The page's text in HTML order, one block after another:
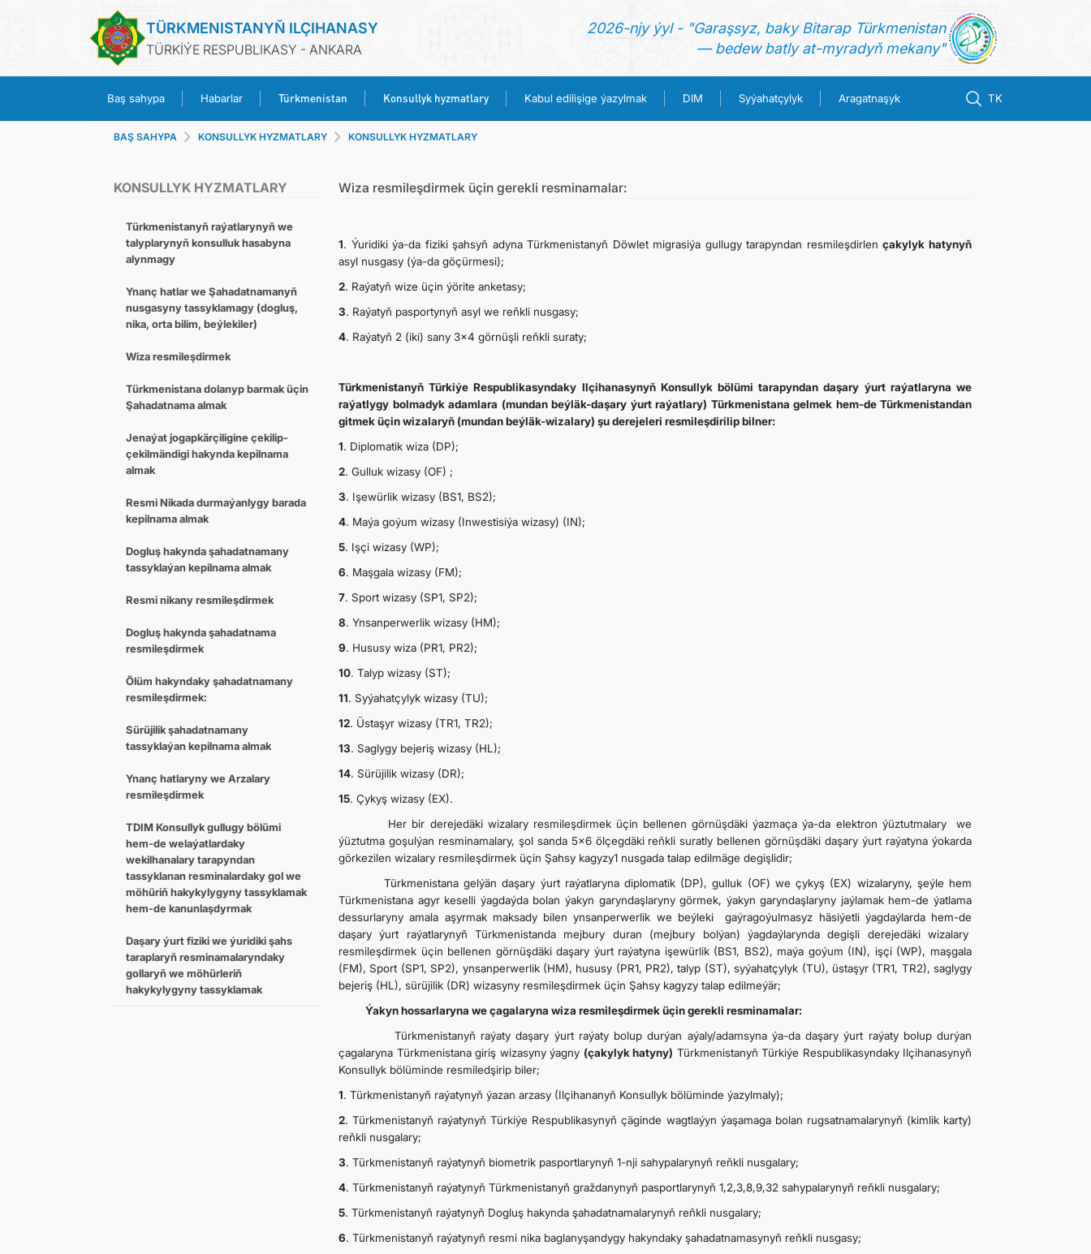
TÜRKMENISTANYŇ ILÇIHANASY
TÜRKİÝE RESPUBLIKASY - ANKARA
2026-njy ýyl - "Garaşsyz, baky Bitarap Türkmenistan
— bedew batly at-myradyň mekany"
Baş sahypa Habarlar Türkmenistan Konsullyk hyzmatlary Kabul edilişige ýazylmak DIM Syýahatçylyk Aragatnaşyk TK
HABARLAR
KABUL EDILIŞIGE ÝAZYLMAK
SYÝAHATÇYLYK
BAŞ SAHYPA KONSULLYK HYZMATLARY KONSULLYK HYZMATLARY
KONSULLYK HYZMATLARY
Türkmenistanyň raýatlarynyň we
talyplarynyň konsulluk hasabyna
alynmagy
Ynanç hatlar we Şahadatnamanyň
nusgasyny tassyklamagy (dogluş,
nika, orta bilim, beýlekiler)
Wiza resmileşdirmek
Türkmenistana dolanyp barmak üçin
Şahadatnama almak
Jenaýat jogapkӓrçiligine çekilip-
çekilmӓndigi hakynda kepilnama
almak
Resmi Nikada durmaýanlygy barada
kepilnama almak
Dogluş hakynda şahadatnamany
tassyklaýan kepilnama almak
Resmi nikany resmileşdirmek
Dogluş hakynda şahadatnama
resmileşdirmek
Ölüm hakyndaky şahadatnamany
resmileşdirmek:
Sürüjilik şahadatnamany
tassyklaýan kepilnama almak
Ynanç hatlaryny we Arzalary
resmileşdirmek
TDIM Konsullyk gullugy bölümi
hem-de welaýatlardaky
wekilhanalary tarapyndan
tassyklanan resminalardaky gol we
möhüriň hakykylygyny tassyklamak
hem-de kanunlaşdyrmak
Daşary ýurt fiziki we ýuridiki şahs
taraplaryň resminamalaryndaky
gollaryň we möhürleriň
hakykylygyny tassyklamak
Wiza resmileşdirmek üçin gerekli resminamalar:
1. Ýuridiki ýa-da fiziki şahsyň adyna Türkmenistanyň Döwlet migrasiýa gullugy tarapyndan resmileşdirlençakylyk hatynyň
asyl nusgasy (ýa-da göçürmesi);
2. Raýatyň wize üçin ýörite anketasy;
3. Raýatyň pasportynyň asyl we reňkli nusgasy;
4. Raýatyň 2 (iki) sany 3x4 görnüşli reňkli suraty;
Türkmenistanyň Türkiýe Respublikasyndaky Ilçihanasynyň Konsullyk bölümi tarapyndan daşary ýurt raýatlaryna we
raýatlygy bolmadyk adamlara (mundan beýläk-daşary ýurt raýatlary) Türkmenistana gelmek hem-de Türkmenistandan
gitmek üçin wizalaryň (mundan beýläk-wizalary) şu derejeleri resmileşdirilip bilner:
1. Diplomatik wiza (DP);
2. Gulluk wizasy (OF) ;
3. Işewürlik wizasy (BS1, BS2);
4. Maýa goýum wizasy (Inwestisiýa wizasy) (IN);
5. Işçi wizasy (WP);
6. Maşgala wizasy (FM);
7. Sport wizasy (SP1, SP2);
8. Ynsanperwerlik wizasy (HM);
9. Hususy wiza (PR1, PR2);
10. Talyp wizasy (ST);
11. Syýahatçylyk wizasy (TU);
12. Üstaşyr wizasy (TR1, TR2);
13. Saglygy bejeriş wizasy (HL);
14. Sürüjilik wizasy (DR);
15. Çykyş wizasy (EX).
Her bir derejedäki wizalary resmileşdirmek üçin bellenen görnüşdäki ýazmaça ýa-da elektron ýüztutmalary we
ýüztutma goşulýan resminamalary, şol sanda 5x6 ölçegdäki reňkli suratly bellenen görnüşdäki daşary ýurt raýatyna ýokarda
görkezilen wizalary resmileşdirmek üçin Şahsy kagyzy1 nusgada talap edilmäge degişlidir;
Türkmenistana gelýän daşary ýurt raýatlaryna diplomatik (DP), gulluk (OF) we çykyş (EX) wizalaryny, şeýle hem
Türkmenistana agyr keselli ýagdaýda bolan ýakyn garyndaşlaryny görmek, ýakyn garyndaşlaryny jaýlamak hem-de ýatlama
dessurlaryny amala aşyrmak maksady bilen ynsanperwerlik we beýleki gaýragoýulmasyz häsiýetli ýagdaýlarda hem-de
daşary ýurt raýatlarynyň Türkmenistanda mejbury duran (mejbury bolýan) ýagdaýlarynda degişli derejedäki wizalary
resmileşdirmek üçin bellenen görnüşdäki daşary ýurt raýatyna işewürlik (BS1, BS2), maýa goýum (IN), işçi (WP), maşgala
(FM), Sport (SP1, SP2), ynsanperwerlik (HM), hususy (PR1, PR2), talyp (ST), syýahatçylyk (TU), üstaşyr (TR1, TR2), saglygy
bejeriş (HL), sürüjilik (DR) wizasyny resmileşdirmek üçin Şahsy kagyzy talap edilmeýär;
Ýakyn hossarlaryna we çagalaryna wiza resmileşdirmek üçin gerekli resminamalar:
Türkmenistanyň raýaty daşary ýurt raýaty bolup durýan aýaly/adamsyna ýa-da daşary ýurt raýaty bolup durýan
çagalaryna Türkmenistana giriş wizasyny ýagny (çakylyk hatyny) Türkmenistanyň Türkiýe Respublikasyndaky Ilçihanasynyň
Konsullyk bölüminde resmiledşirip biler;
1. Türkmenistanyň raýatynyň ýazan arzasy (Ilçihananyň Konsullyk bölüminde ýazylmaly);
2. Türkmenistanyň raýatynyň Türkiýe Respublikasynyň çäginde wagtlaýyn ýaşamaga bolan rugsatnamalarynyň (kimlik karty)
reňkli nusgalary;
3. Türkmenistanyň raýatynyň biometrik pasportlarynyň 1-nji sahypalarynyň reňkli nusgalary;
4. Türkmenistanyň raýatynyň Türkmenistanyň graždanynyň pasportlarynyň 1,2,3,8,9,32 sahypalarynyň reňkli nusgalary;
5. Türkmenistanyň raýatynyň Dogluş hakynda şahadatnamalarynyň reňkli nusgalary;
6. Türkmenistanyň raýatynyň resmi nika baglanyşandygy hakyndaky şahadatnamasynyň reňkli nusgasy;